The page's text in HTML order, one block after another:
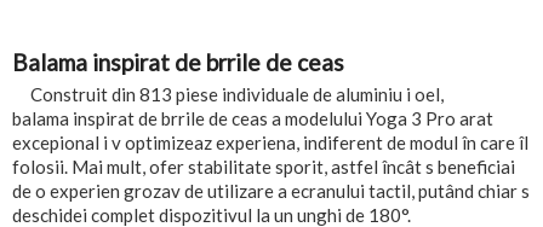
Balama inspirat de brrile de ceas
Construit din 813 piese individuale de aluminiu i oel,
balama inspirat de brrile de ceas a modelului Yoga 3 Pro arat
excepional i v optimizeaz experiena, indiferent de modul în care îl
folosii. Mai mult, ofer stabilitate sporit, astfel încât s beneficiai
de o experien grozav de utilizare a ecranului tactil, putând chiar s
deschidei complet dispozitivul la un unghi de 180°.